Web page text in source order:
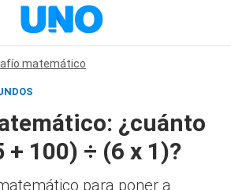
matemático
¿cuánto
+ 100) ÷ (6 x 1)?
para poner a